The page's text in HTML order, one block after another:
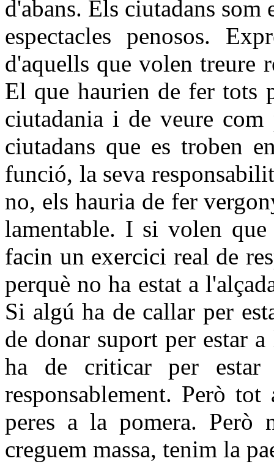
d'abans. Els ciutadans som
espectacles penosos.
d'aquells que volen treure
El que haurien de fer tots
ciutadania i de veure
ciutadans que es troben
funció, la seva
no, els hauria de fer
lamentable. I si volen que
facin un exercici real de
perquè no ha estat a
Si algú ha de callar per
de donar suport per estar
ha de criticar per
responsablement. Però
peres a la pomera. Però
creguem massa, tenim la